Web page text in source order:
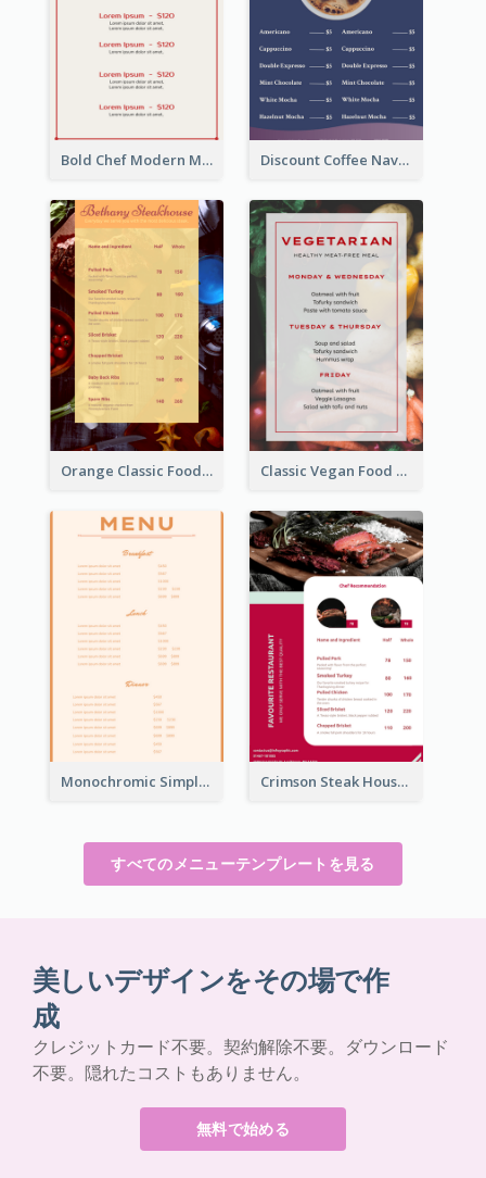
Bold Chef Modern Menu Design Templates Discount Coffee Navy Blue Menu Design Template
Orange Classic Food Menu Design Templates Classic Vegan Food Menu Design Templates
Monochromic Simple Menu Design Inspiration Crimson Steak House Restaurant Menu Design
すべてのメニューテンプレートを見る
美しいデザインをその場で作
成
クレジットカード不要。契約解除不要。ダウンロード
不要。隠れたコストもありません。
無料で始める